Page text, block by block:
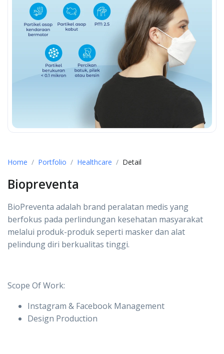
Home Portfolio Healthcare Detail
Biopreventa
BioPreventa adalah brand peralatan medis yang
berfokus pada perlindungan kesehatan masyarakat
melalui produk-produk seperti masker dan alat
pelindung diri berkualitas tinggi.
Scope Of Work:
Instagram & Facebook Management
Design Production